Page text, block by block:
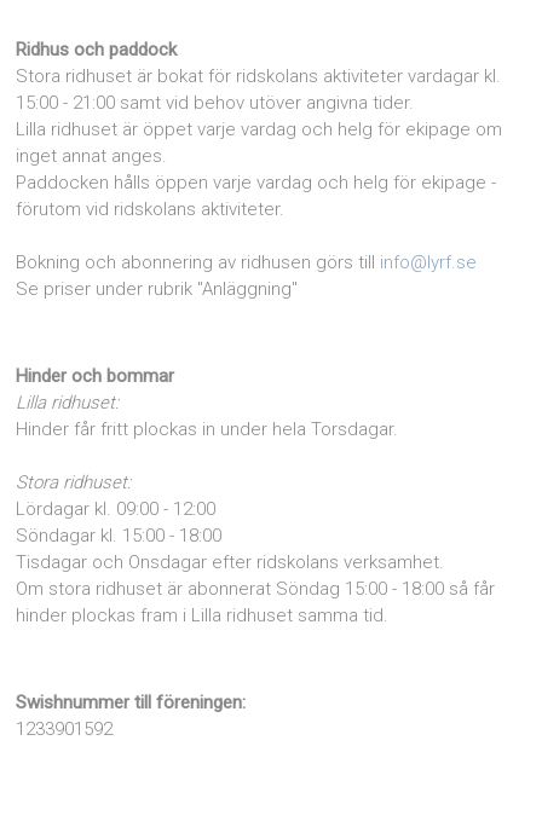
Ridhus och paddock
Stora ridhuset är bokat för ridskolans aktiviteter vardagar kl.
15:00 - 21:00 samt vid behov utöver angivna tider.
Lilla ridhuset är öppet varje vardag och helg för ekipage om
inget annat anges.
Paddocken hålls öppen varje vardag och helg för ekipage -
förutom vid ridskolans aktiviteter.
Bokning och abonnering av ridhusen görs till info@lyrf.se
Se priser under rubrik "Anläggning"
Hinder och bommar
Lilla ridhuset:
Hinder får fritt plockas in under hela Torsdagar.
Stora ridhuset:
Lördagar kl. 09:00 - 12:00
Söndagar kl. 15:00 - 18:00
Tisdagar och Onsdagar efter ridskolans verksamhet.
Om stora ridhuset är abonnerat Söndag 15:00 - 18:00 så får
hinder plockas fram i Lilla ridhuset samma tid.
Swishnummer till föreningen:
1233901592